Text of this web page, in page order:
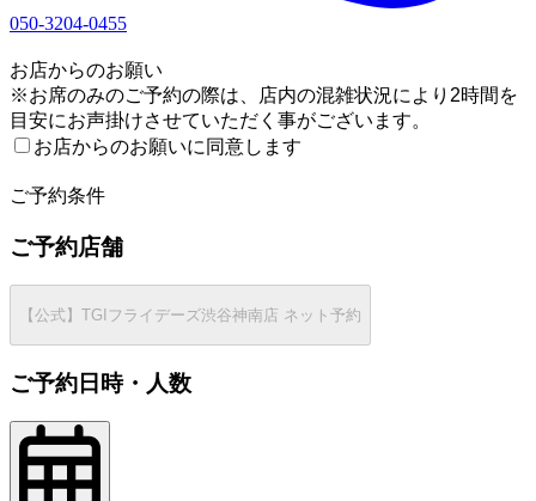
050-3204-0455
お店からのお願い
※お席のみのご予約の際は、店内の混雑状況により2時間を
目安にお声掛けさせていただく事がございます。
お店からのお願いに同意します
ご予約条件
ご予約店舗
【公式】TGIフライデーズ渋谷神南店 ネット予約
ご予約日時・人数